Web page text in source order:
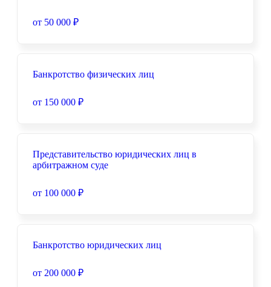
от 50 000 ₽
Банкротство физических лиц
от 150 000 ₽
Представительство юридических лиц в
арбитражном суде
от 100 000 ₽
Банкротство юридических лиц
от 200 000 ₽